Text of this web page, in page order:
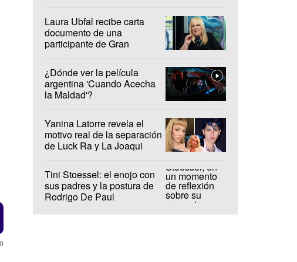
Laura Ubfal recibe carta
documento de una
participante de Gran
¿Dónde ver la película
argentina 'Cuando Acecha
la Maldad'?
Yanina Latorre revela el
motivo real de la separación
de Luck Ra y La Joaqui
Tini Stoessel: el enojo con
sus padres y la postura de
Rodrigo De Paul